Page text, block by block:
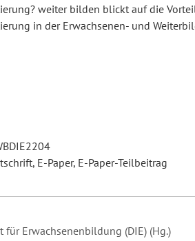
weiter bilden blickt auf die
in der Erwachsenen- und
E-Paper, E-Paper-Teilbeitrag
für Erwachsenenbildung (DIE) (Hg.)